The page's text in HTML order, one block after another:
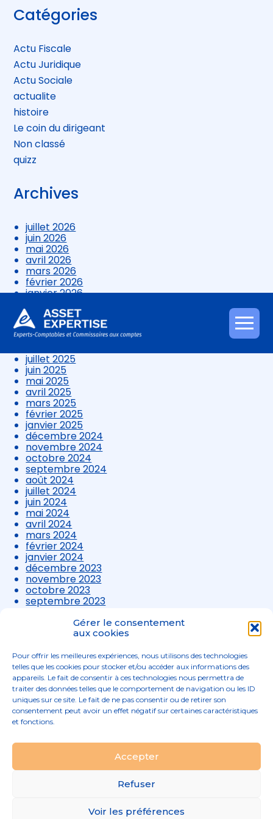
Gérer le consentement
aux cookies
Pour offrir les meilleures expériences, nous utilisons des technologies
telles que les cookies pour stocker et/ou accéder aux informations des
appareils. Le fait de consentir à ces technologies nous permettra de
traiter des données telles que le comportement de navigation ou les ID
uniques sur ce site. Le fait de ne pas consentir ou de retirer son
consentement peut avoir un effet négatif sur certaines caractéristiques
et fonctions.
Accepter
Refuser
Voir les préférences
Aller
au
Blog
sidebar
Catégories
Actu Fiscale
Actu Juridique
Actu Sociale
actualite
histoire
Le coin du dirigeant
Non classé
quizz
Archives
juillet 2026
juin 2026
mai 2026
avril 2026
mars 2026
février 2026
janvier 2026
novembre 2025
octobre 2025
septembre 2025
juillet 2025
juin 2025
mai 2025
avril 2025
mars 2025
février 2025
janvier 2025
décembre 2024
novembre 2024
octobre 2024
septembre 2024
août 2024
juillet 2024
juin 2024
mai 2024
avril 2024
mars 2024
février 2024
janvier 2024
décembre 2023
novembre 2023
octobre 2023
septembre 2023
août 2023
juillet 2023
avril 2023
mars 2023
Principale
02 96 52 68 68
MENTIONS LÉGALES